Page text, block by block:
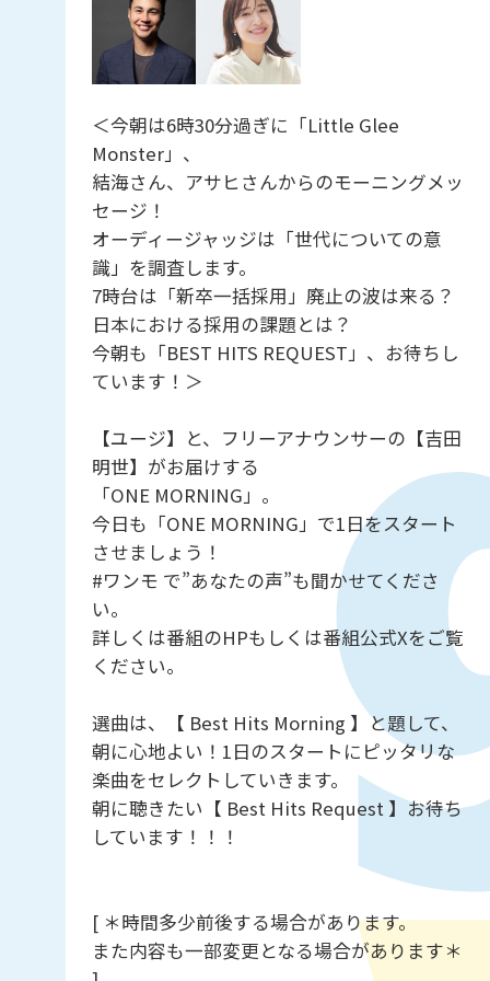
＜今朝は6時30分過ぎに「Little Glee
Monster」、
結海さん、アサヒさんからのモーニングメッ
セージ！
オーディージャッジは「世代についての意
識」を調査します。
7時台は「新卒一括採用」廃止の波は来る？
日本における採用の課題とは？
今朝も「BEST HITS REQUEST」、お待ちし
ています！＞
【ユージ】と、フリーアナウンサーの【吉田
明世】がお届けする
「ONE MORNING」。
今日も「ONE MORNING」で1日をスタート
させましょう！
#ワンモ で”あなたの声”も聞かせてくださ
い。
詳しくは番組のHPもしくは番組公式Xをご覧
ください。
選曲は、【 Best Hits Morning 】と題して、
朝に心地よい！1日のスタートにピッタリな
楽曲をセレクトしていきます。
朝に聴きたい【 Best Hits Request 】お待ち
しています！！！
[ ＊時間多少前後する場合があります。
また内容も一部変更となる場合があります＊